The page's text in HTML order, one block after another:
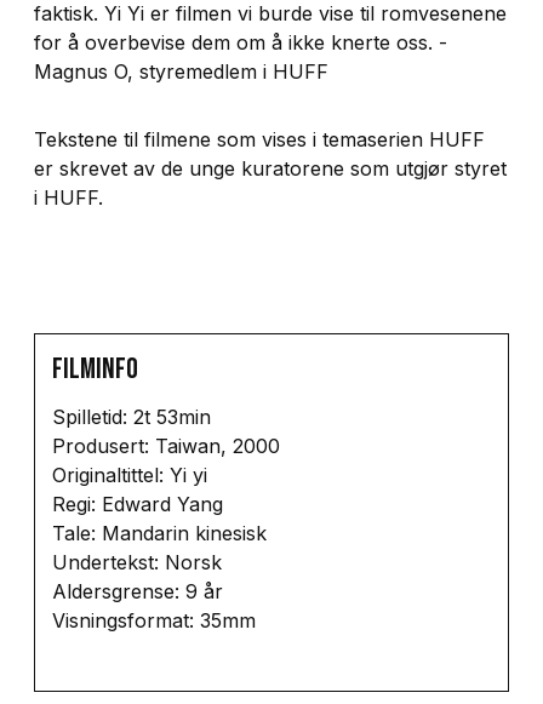
faktisk. Yi Yi er filmen vi burde vise til romvesenene
for å overbevise dem om å ikke knerte oss. -
Magnus O, styremedlem i HUFF
Tekstene til filmene som vises i temaserien HUFF
er skrevet av de unge kuratorene som utgjør styret
i HUFF.
Filminfo
Spilletid: 2t 53min
Produsert: Taiwan, 2000
Originaltittel: Yi yi
Regi: Edward Yang
Tale: Mandarin kinesisk
Undertekst: Norsk
Aldersgrense: 9 år
Visningsformat: 35mm